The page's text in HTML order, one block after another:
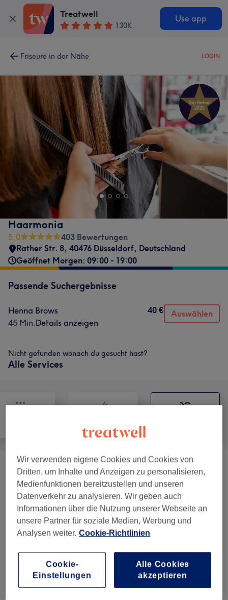
Treatwell
130K
Use app
Friseure in der Nähe LOGIN
Haarmonia
5,0
403 Bewertungen
Rather Str. 8, 40476 Düsseldorf, Deutschland
Geöffnet Morgen: 09:00 - 19:00
Passende Suchergebnisse
Henna Brows
45 Min.Details anzeigen
40 € Auswählen
Nicht gefunden wonach du gesucht hast?
Alle Services
Augenbrauen Formen & Design (2 ) ab 10 €
Augenbrauen & Wimpern Färben (4) ab 10 €
Wimpernverlängerung &
Wimpernlifting (3
Salonbewertungen
Wir verwenden eigene Cookies und Cookies von
Dritten, um Inhalte und Anzeigen zu personalisieren,
Medienfunktionen bereitzustellen und unseren
Datenverkehr zu analysieren. Wir geben auch
Informationen über die Nutzung unserer Webseite an
unsere Partner für soziale Medien, Werbung und
Analysen weiter. Cookie-Richtlinien
Cookie-
Einstellungen
Alle Cookies
akzeptieren